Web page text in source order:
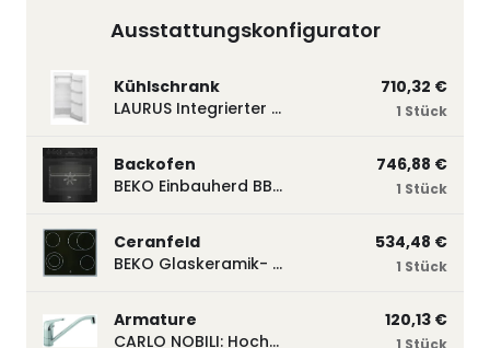
Ausstattungskonfigurator
Kühlschrank
LAURUS Integrierter Kühlautomat LKG122E LKG122E
710,32 €
1 Stück
Backofen
BEKO Einbauherd BBUM113N2B mit Hydrolyse, Schwarz BBUM113N2B
746,88 €
1 Stück
Ceranfeld
BEKO Glaskeramik- Strahlungskochfeld EH 9641 XHN, herdgebunden EH9641XHN
534,48 €
1 Stück
Armature
CARLO NOBILI: Hochdruck- Einhebelmischbatterie Blue, Mischbatterie verchromt 17770
120,13 €
1 Stück